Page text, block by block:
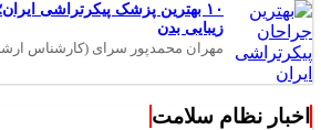
۱۰ بهترین پزشک پیکرتراشی
زیبایی بدن
مهران محمدپور سرای (کارشناس
اخبار نظام سلامت